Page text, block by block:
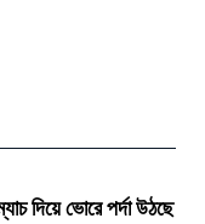
দিয়ে ভোরে পর্দা উঠছে